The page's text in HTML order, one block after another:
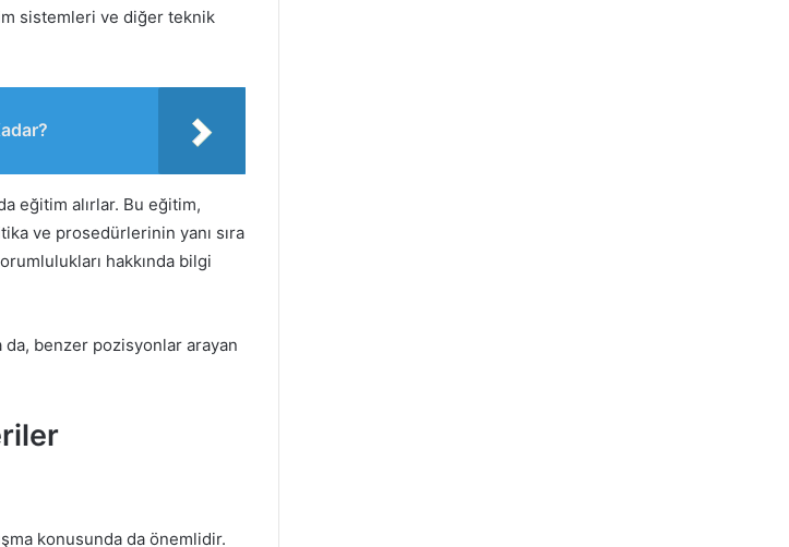
sistemleri ve diğer teknik
eğitim alırlar. Bu eğitim,
ve prosedürlerinin yanı sıra
hakkında bilgi
benzer pozisyonlar arayan
konusunda da önemlidir.